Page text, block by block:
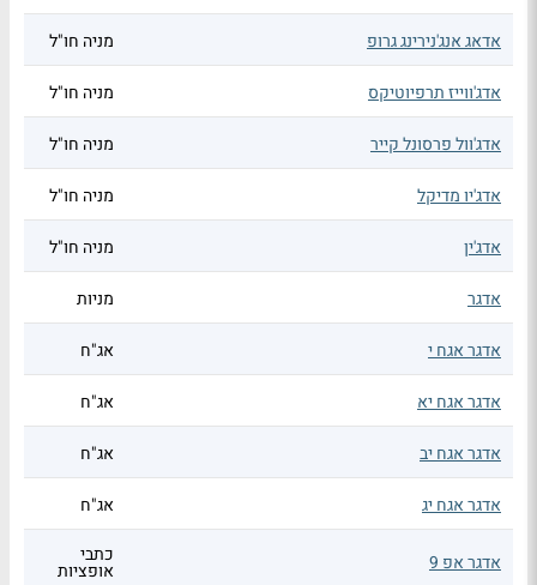
אדאג אנג'נירינג גרופ מניה חו"ל
אדג'ווייז תרפיוטיקס מניה חו"ל
אדג'וול פרסונל קייר מניה חו"ל
אדג'יו מדיקל מניה חו"ל
אדג'ין מניה חו"ל
אדגר מניות
אדגר אגח י אג"ח
אדגר אגח יא אג"ח
אדגר אגח יב אג"ח
אדגר אגח יג אג"ח
אדגר אפ 9 כתבי
אופציות